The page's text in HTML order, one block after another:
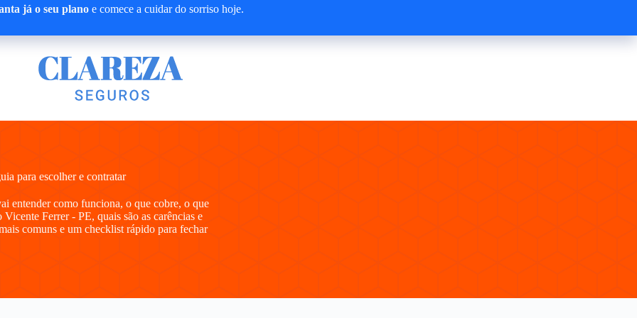
já o seu planoe comece a cuidar do sorriso hoje.
para escolher e contratar
entender como funciona, o que cobre, o que
Ferrer - PE, quais são as carências e
comuns e um checklist rápido para fechar